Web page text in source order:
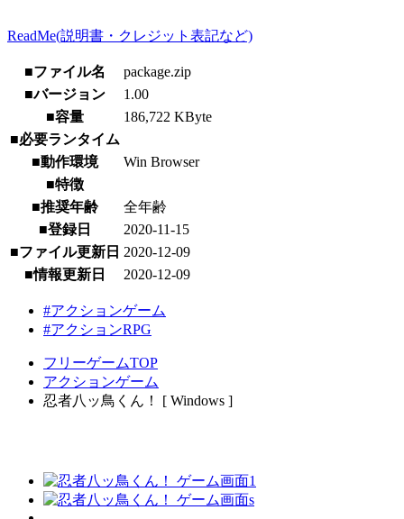
ReadMe(説明書・クレジット表記など)
■ファイル名
package.zip
■バージョン
1.00
■容量
186,722 KByte
■必要ランタイム
■動作環境
Win Browser
■特徴
■推奨年齢
全年齢
■登録日
2020-11-15
■ファイル更新日 2020-12-09
■情報更新日
2020-12-09
#アクションゲーム
#アクションRPG
フリーゲームTOP
アクションゲーム
忍者八ッ鳥くん！ [ Windows ]